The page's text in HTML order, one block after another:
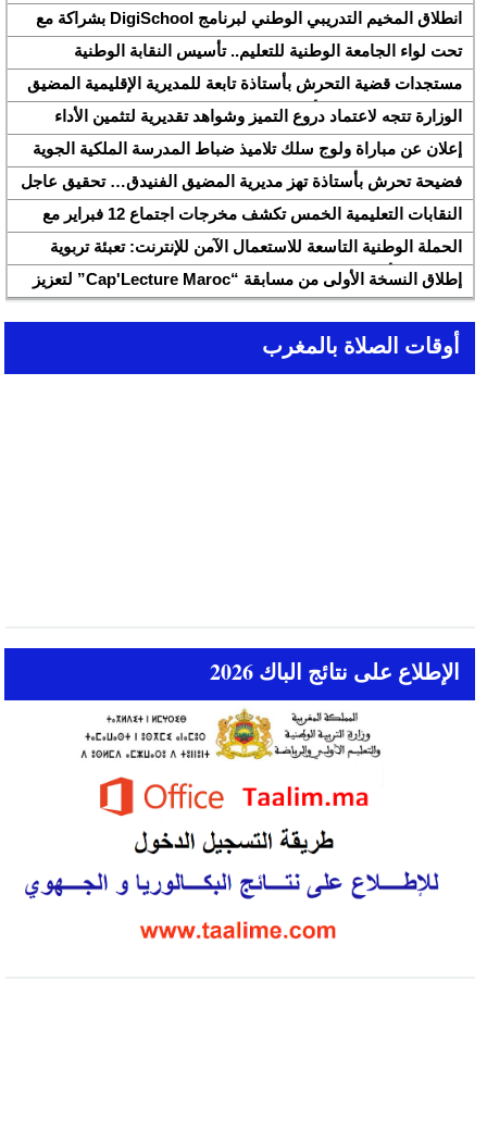
الثانية بقطاع الشباب
انطلاق المخيم التدريبي الوطني لبرنامج DigiSchool بشراكة مع
شركة هواوي المغرب
تحت لواء الجامعة الوطنية للتعليم.. تأسيس النقابة الوطنية
للمتصرفين والمتصرفات بقطاع التربية الوطنية SNASE وانتخاب
مكتبها الوطني
مستجدات قضية التحرش بأستاذة تابعة للمديرية الإقليمية المضيق
الفنيدق ولجنة تابعة للأكاديمية الجهوية للتربية والتكوين بجهة طنجة
تطوان الحسيمة، تحل بذات المديرية الإقليمية
الوزارة تتجه لاعتماد دروع التميز وشواهد تقديرية لتثمين الأداء
التربوي بمؤسسات الريادة
إعلان عن مباراة ولوج سلك تلاميذ ضباط المدرسة الملكية الجوية
لسنة 2026
فضيحة تحرش بأستاذة تهز مديرية المضيق الفنيدق… تحقيق عاجل
ولجنة تفتيش على الخط
النقابات التعليمية الخمس تكشف مخرجات اجتماع 12 فبراير مع
وزارة التربية والتعليم وتطالب بتسريع تنزيل الالتزامات
الحملة الوطنية التاسعة للاستعمال الآمن للإنترنت: تعبئة تربوية
لمواجهة الأخبار الزائفة في عصر الذكاء الاصطناعي
إطلاق النسخة الأولى من مسابقة “Cap'Lecture Maroc” لتعزيز
القراءة بالفرنسية سنة 2026
أوقات الصلاة بالمغرب
الإطلاع على نتائج الباك 2026